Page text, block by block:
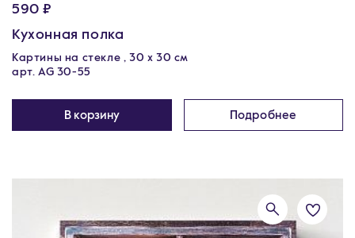
590 ₽
Кухонная полка
Картины на стекле , 30 x 30 см
арт. AG 30-55
В корзину Подробнее